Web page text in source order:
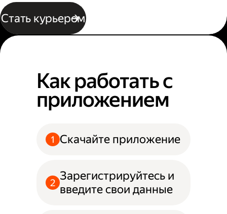
Стать курьером
Как работать с
приложением
Скачайте приложение
Зарегистрируйтесь и
введите свои данные